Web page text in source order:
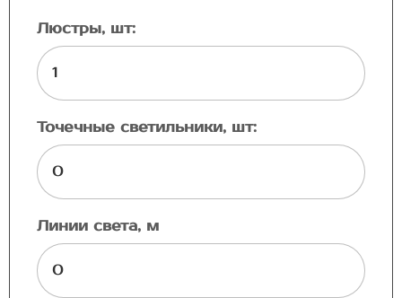
Люстры, шт:
Точечные светильники, шт:
Линии света, м